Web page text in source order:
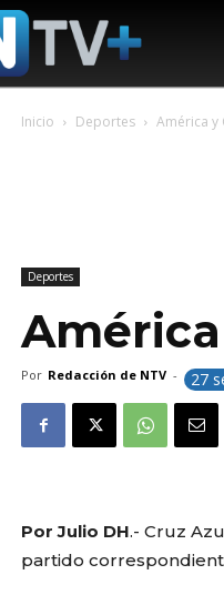
Inicio Deportes América y
Deportes
Por Redacción de NTV - 27
Por Julio DH.- Cruz
partido